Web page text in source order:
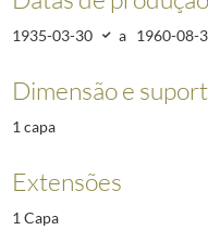
1935-03-30 a 1960-08-
Dimensão e
1 capa
Extensões
1 Capa